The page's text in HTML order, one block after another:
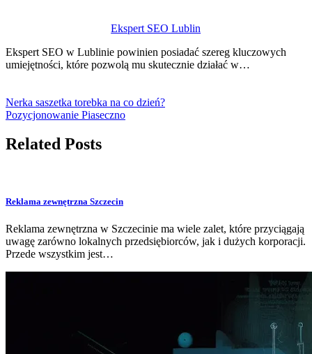
Ekspert SEO Lublin
Ekspert SEO w Lublinie powinien posiadać szereg kluczowych
umiejętności, które pozwolą mu skutecznie działać w…
Nerka saszetka torebka na co dzień?
Pozycjonowanie Piaseczno
Related Posts
Reklama zewnętrzna Szczecin
Reklama zewnętrzna w Szczecinie ma wiele zalet, które przyciągają
uwagę zarówno lokalnych przedsiębiorców, jak i dużych korporacji.
Przede wszystkim jest…